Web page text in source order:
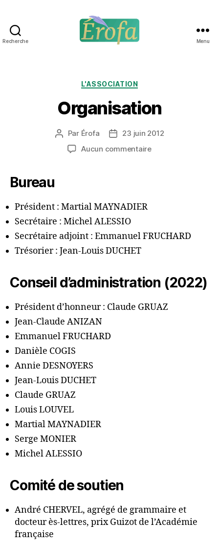
Recherche Menu
Catégories
L'ASSOCIATION
Organisation
Auteur
de
l’article
Par Érofa
Date23 juin 2012
Aucun commentairesur
Bureau
Président : Martial MAYNADIER
Secrétaire : Michel ALESSIO
Secrétaire adjoint : Emmanuel FRUCHARD
Trésorier : Jean-Louis DUCHET
Conseil d’administration (2022)
Président d’honneur : Claude GRUAZ
Jean-Claude ANIZAN
Emmanuel FRUCHARD
Danièle COGIS
Annie DESNOYERS
Jean-Louis DUCHET
Claude GRUAZ
Louis LOUVEL
Martial MAYNADIER
Serge MONIER
Michel ALESSIO
Comité de soutien
André CHERVEL, agrégé de grammaire et
docteur ès-lettres, prix Guizot de l’Académie
française